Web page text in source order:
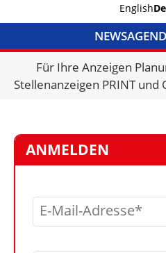
English
NEWS
KRAN &
Für Ihre Anzeigen
Stellenanzeigen PRINT und
ANMELDEN
E-Mail-Adresse